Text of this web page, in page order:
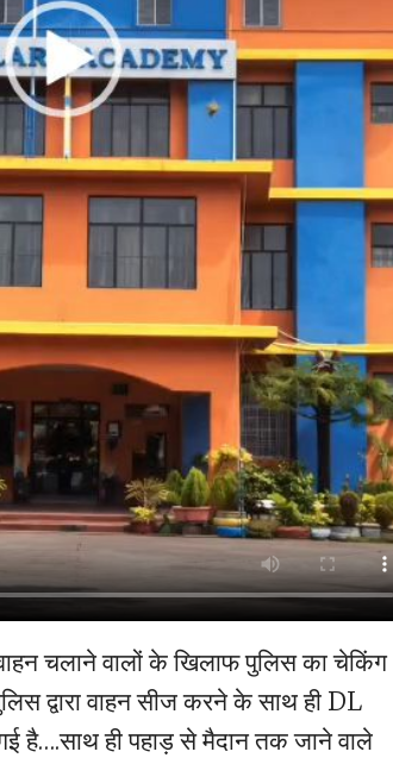
वाहन चलाने वालों के खिलाफ पुलिस का चेकिंग
द्वारा वाहन सीज करने के साथ ही DL
है….साथ ही पहाड़ से मैदान तक जाने वाले